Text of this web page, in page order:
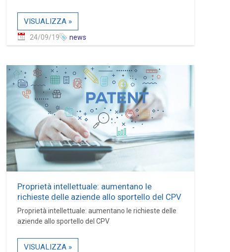
VISUALIZZA »
24/09/19 news
Proprietà intellettuale: aumentano le
richieste delle aziende allo sportello del CPV
Proprietà intellettuale: aumentano le richieste delle
aziende allo sportello del CPV
VISUALIZZA »